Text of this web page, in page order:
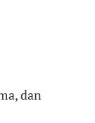
dan